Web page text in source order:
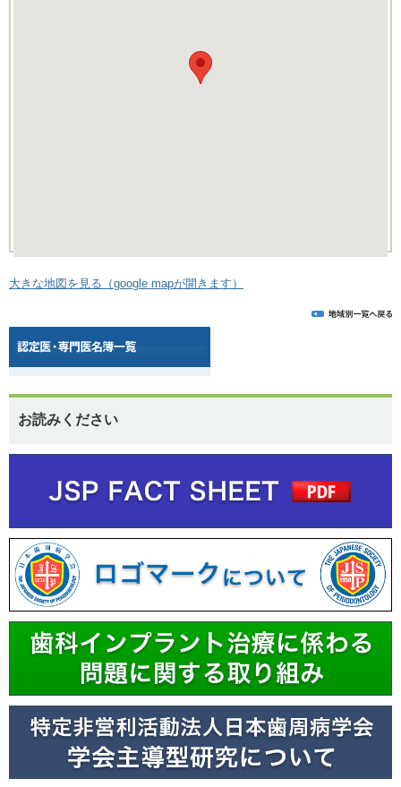
大きな地図を見る（google mapが開きます）
お読みください